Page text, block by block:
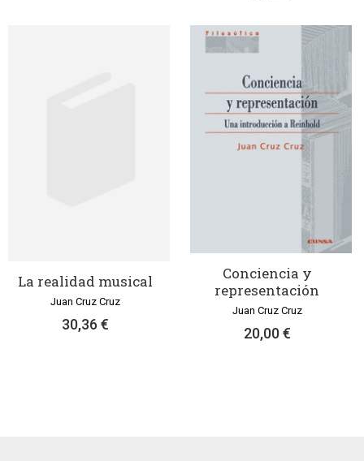
La realidad musical
Juan Cruz Cruz
30,36 €
Conciencia y
representación
Juan Cruz Cruz
20,00 €